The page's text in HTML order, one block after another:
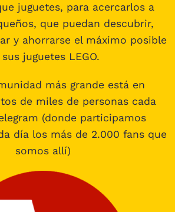
juguetes, para acercarlos a
que puedan descubrir,
y ahorrarse el máximo posible
juguetes LEGO.
más grande está en
de miles de personas cada
(donde participamos
día los más de 2.000 fans que
somos allí)